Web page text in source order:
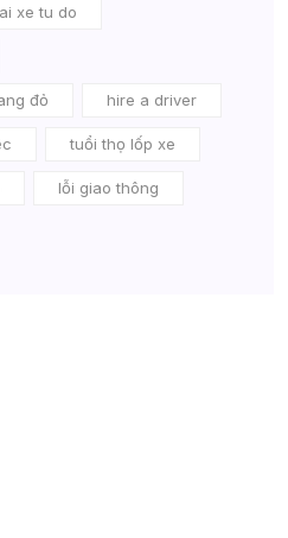
xe tu do
đỏ hire a driver
tuổi thọ lốp xe
lỗi giao thông